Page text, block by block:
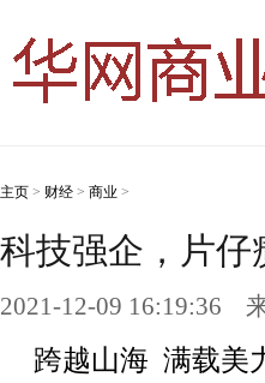
主页 > 财经 > 商业 >
科技强企，片仔
2021-12-09 16:19:36
跨越山海 满载美